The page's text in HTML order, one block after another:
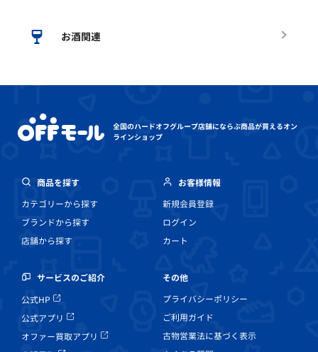
お酒関連
全国のハードオフグループ店舗にならぶ商品が買えるオン
ラインショップ
商品を探す
カテゴリーから探す
ブランドから探す
店舗から探す
お客様情報
新規会員登録
ログイン
カート
サービスのご紹介
公式HP
公式アプリ
オファー買取アプリ
その他
プライバシーポリシー
ご利用ガイド
古物営業法に基づく表示